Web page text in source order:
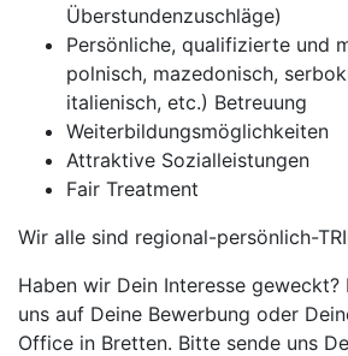
Überstundenzuschläge)
Persönliche, qualifizierte und
polnisch, mazedonisch,
italienisch, etc.) Betreuung
Weiterbildungsmöglichkeiten
Attraktive Sozialleistungen
Fair Treatment
Wir alle sind regional-persönlich-
Haben wir Dein Interesse geweckt?
uns auf Deine Bewerbung oder
Office in Bretten. Bitte sende uns